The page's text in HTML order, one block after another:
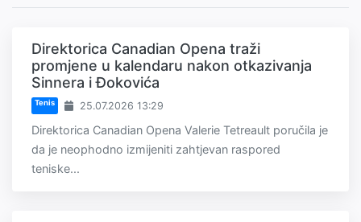
Direktorica Canadian Opena traži
promjene u kalendaru nakon otkazivanja
Sinnera i Đokovića
Tenis 25.07.2026 13:29
Direktorica Canadian Opena Valerie Tetreault poručila je
da je neophodno izmijeniti zahtjevan raspored
teniske...